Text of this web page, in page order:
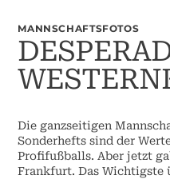
MANNSCHAFTSFOTOS
Die ganzseitigen
Sonderhefts sind der
Profifußballs. Aber jetzt
Frankfurt. Das Wichtigste